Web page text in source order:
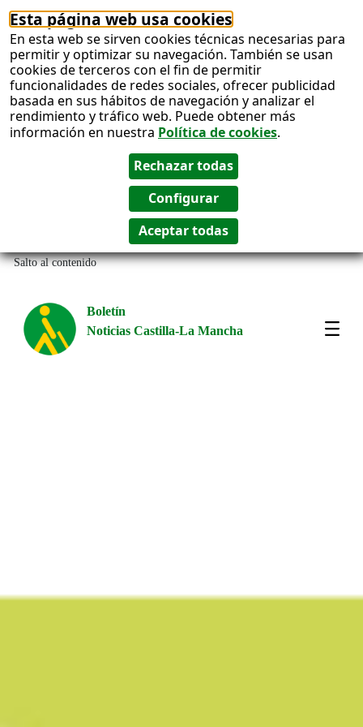
Esta página web usa cookies
En esta web se sirven cookies técnicas necesarias para
permitir y optimizar su navegación. También se usan
cookies de terceros con el fin de permitir
funcionalidades de redes sociales, ofrecer publicidad
basada en sus hábitos de navegación y analizar el
rendimiento y tráfico web. Puede obtener más
información en nuestra Política de cookies.
Salto al contenido
Boletín
Noticias Castilla-La Mancha